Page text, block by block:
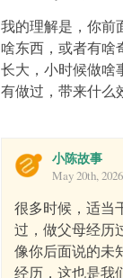
我的理解是，你前
啥东西，或者有啥
长大，小时候做啥
有做过，带来什么
小陈故事
May 20th,
很多时候，适当
过，做父母经历
像你后面说的未
经历，这也是我